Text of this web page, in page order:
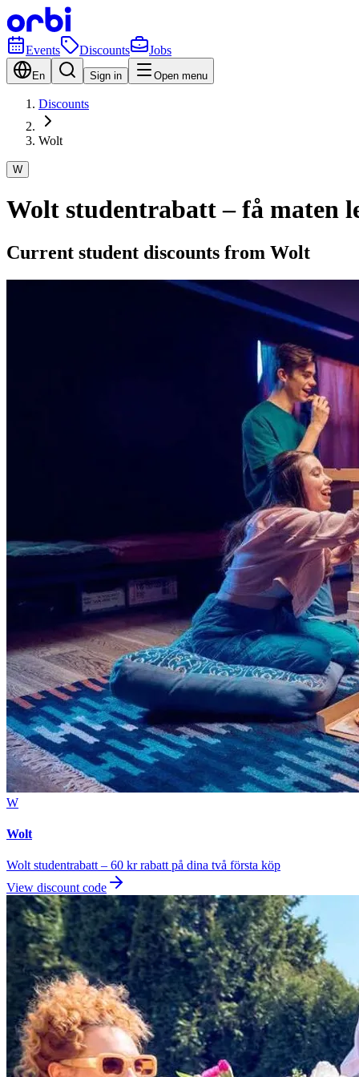
Events Discounts Jobs
En Sign in Open menu
Discounts
Wolt
W
Wolt studentrabatt – få maten
Current student discounts from Wolt
W
Wolt
Wolt studentrabatt – 60 kr rabatt på dina två första köp
View discount code